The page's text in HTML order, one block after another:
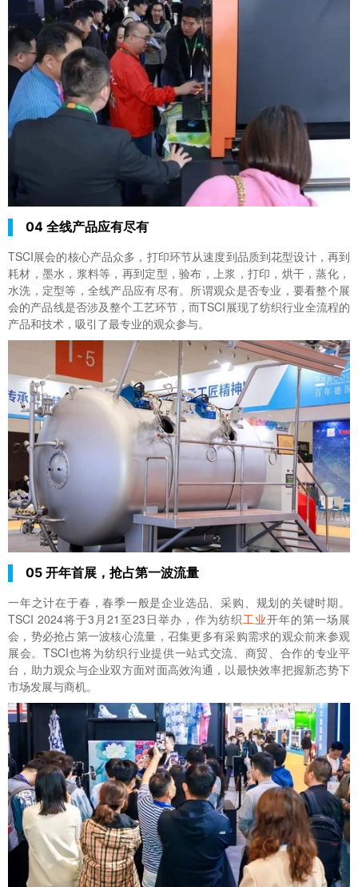
04 全线产品应有尽有
TSCI展会的核心产品众多，打印环节从速度到品质到花型设计，再到
耗材，墨水，浆料等，再到定型，验布，上浆，打印，烘干，蒸化，
水洗，定型等，全线产品应有尽有。所谓观众是否专业，要看整个展
会的产品线是否涉及整个工艺环节，而TSCI展现了纺织行业全流程的
产品和技术，吸引了最专业的观众参与。
05 开年首展，抢占第一波流量
一年之计在于春，春季一般是企业选品、采购、规划的关键时期。
TSCI 2024将于3月21至23日举办，作为纺织工业开年的第一场展
会，势必抢占第一波核心流量，召集更多有采购需求的观众前来参观
展会。TSCI也将为纺织行业提供一站式交流、商贸、合作的专业平
台，助力观众与企业双方面对面高效沟通，以最快效率把握新态势下
市场发展与商机。